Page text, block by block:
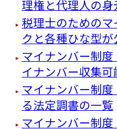
理権と代理人の
税理士のための
クと各種ひな型が
マイナンバー制
イナンバー収集可
マイナンバー制
る法定調書の一覧
マイナンバー制